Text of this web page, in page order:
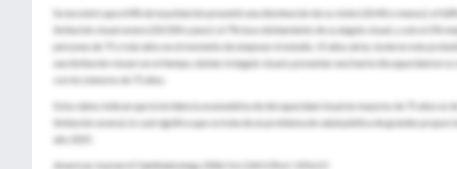
Se encontró que el 8% de la población presentó una disminución de su visión (20/40 o menos); el
limitación visual severa (20/200 o peor); el 7% tuvo doblamiento de su ángulo visual; y solo el 2%
personas de 75 o más años en el momento de empezar el estudio, 15 años atrás, tuvieron más
una limitación visual con el tiempo, doblar el ángulo visual y presentar una fuerte discapacidad en su
con los menores de 75 años.
Estos datos indican que la incidencia acumulativa de discapacidad visual en mayores de 75 años es
limitación severa), lo cual significa que se trata de un problema de salud pública de grandes
año 2025.
American Journal of Ophthalmology 2006 Oct;144:539.e1-549.e13